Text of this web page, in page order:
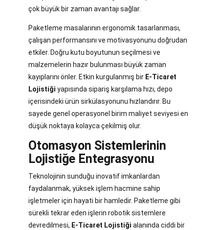
çok büyük bir zaman avantajı sağlar.
Paketleme masalarının ergonomik tasarlanması,
çalışan performansını ve motivasyonunu doğrudan
etkiler. Doğru kutu boyutunun seçilmesi ve
malzemelerin hazır bulunması büyük zaman
kayıplarını önler. Etkin kurgulanmış bir E-Ticaret
Lojistiği yapısında sipariş karşılama hızı, depo
içerisindeki ürün sirkülasyonunu hızlandırır. Bu
sayede genel operasyonel birim maliyet seviyesi en
düşük noktaya kolayca çekilmiş olur.
Otomasyon Sistemlerinin
Lojistiğe Entegrasyonu
Teknolojinin sunduğu inovatif imkanlardan
faydalanmak, yüksek işlem hacmine sahip
işletmeler için hayati bir hamledir. Paketleme gibi
sürekli tekrar eden işlerin robotik sistemlere
devredilmesi, E-Ticaret Lojistiği alanında ciddi bir